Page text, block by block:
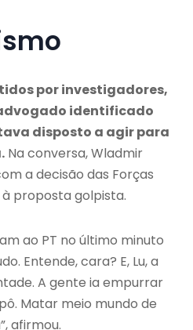
por investigadores,
identificado
disposto a agir para
Na conversa, Wladmir
a decisão das Forças
proposta golpista.
ao PT no último minuto
Entende, cara? E, Lu, a
A gente ia empurrar
Matar meio mundo de
afirmou.